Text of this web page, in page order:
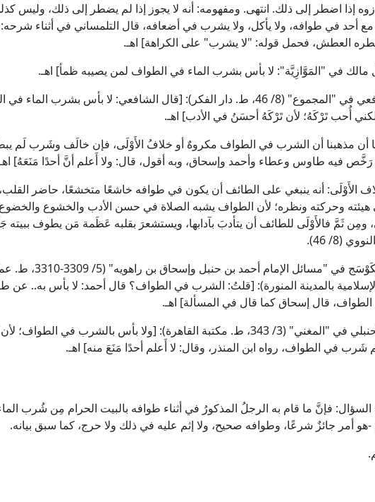
إذا اضطر إلى ذلك. انتهى. ومفهومه: أنه لا يجوز إذا لم يضطر إلى ذلك، وليس
أحد في طوافه، ولا يأكل، ولا يشرب في أضعافه، قال التلمساني في أثناء
العطش، فحمل قوله: "لا يشرب" على الكراهة] اهـ.
وقال الإمام النووي الشافعي في "المجموع" (8/ 46، ط. دار الفكر): [قال الشافعي: لا بأس بشرب
لكني أُحب تَرْكَهُ؛ لأن تَرْكَهُ أحسَنُ في الأدب] اهـ.
(8/ 60): [ذكرنا أن مذهبنا أن الشرب في الطواف مكروهٌ أو خلافُ الأَوْلَى، فإن خالَف وشَرب لَم
رَخَّص فيه طاوس وعطاء وأحمد وإسحاق، وبه أقول، قال: ولا أَعلم أنَّ أحدًا مَنَعَهُ]
الأَوْلَى: أنه ينبغي على الطائف أن يكون في طوافه خاشعًا متخشعًا، حاضر
هيئته وحركته ونظره؛ لأن الطواف يشبه الصلاة في حسن الأدب والخشوع
ومِن ثَمَّ فالأَوْلَى للطائف أن يتأدبَ بآدابها، ويستشعرَ بقلبه عَظَمة مَن يطوف ببيته
(8/ 46).
وقال الإمام أبو يعقوب الكَوْسَج في "مسائل الإمام أحمد بن حنبل
بالمدينة المنورة): [قلتُ: الشرب في الطواف؟ قال أحمد: لا بأس به.. عن
قال إسحاق كما قال في المسألة] اهـ.
وقال الإمام ابن قُدَامَة الحنبلي في "المغني" (3/ 343، ط. مكتبة القاهرة): [ولا بأس بالشرب في
شَرب في الطواف، رواه ابن المنذر، وقال: لا أَعلم أحدًا مَنَعَ منه] اهـ.
فإنَّ ما قام به الرجلُ المذكورُ في أثناء طوافه بالبيت الحرام مِن شُرب
أمر جائزٌ شرعًا، وطوافه صحيح، ولا إثم عليه في ذلك ولا حرج، كما سبق بيانه.